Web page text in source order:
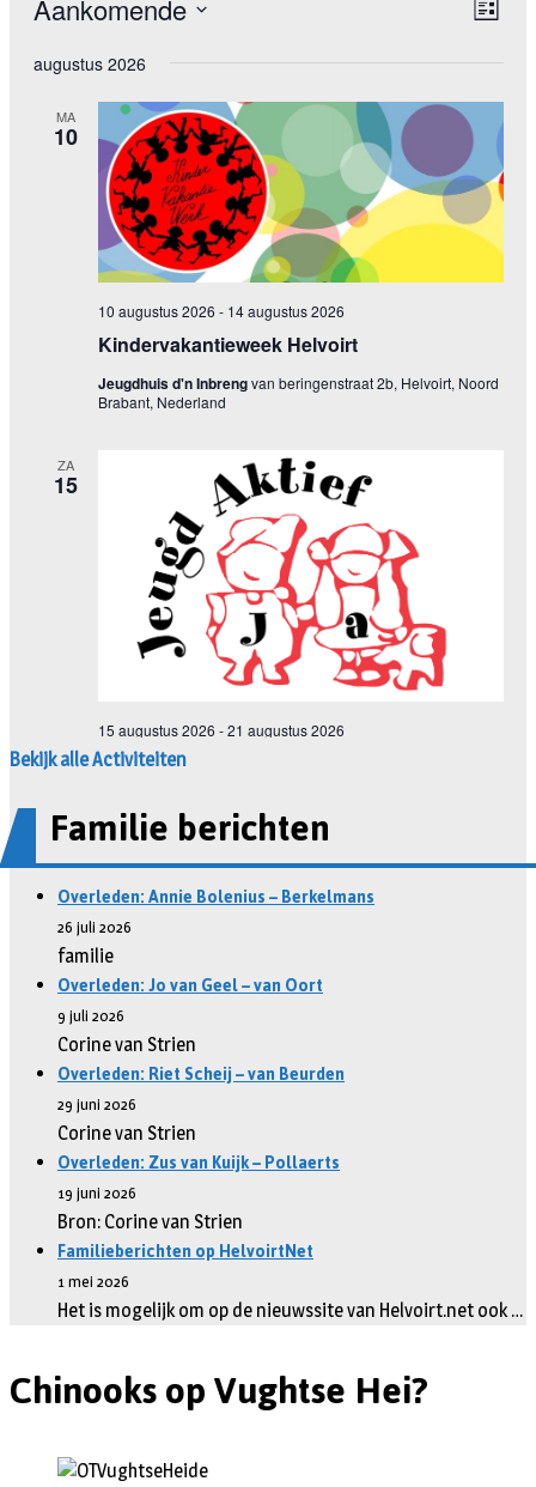
Bekijk alle Activiteiten
Familie berichten
Overleden: Annie Bolenius – Berkelmans
26 juli 2026
familie
Overleden: Jo van Geel – van Oort
9 juli 2026
Corine van Strien
Overleden: Riet Scheij – van Beurden
29 juni 2026
Corine van Strien
Overleden: Zus van Kuijk – Pollaerts
19 juni 2026
Bron: Corine van Strien
Familieberichten op HelvoirtNet
1 mei 2026
Het is mogelijk om op de nieuwssite van Helvoirt.net ook …
Chinooks op Vughtse Hei?